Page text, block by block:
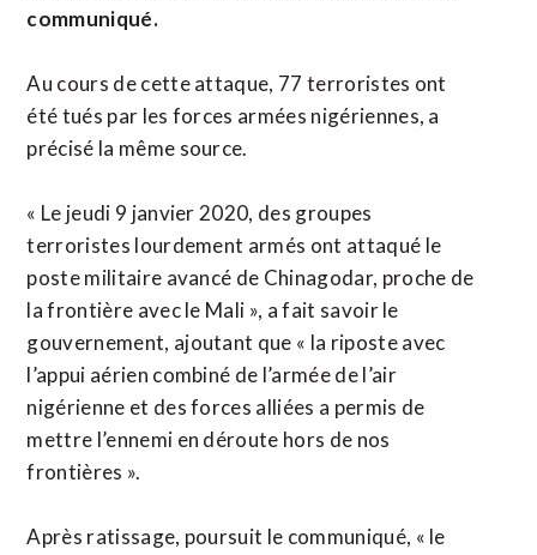
communiqué.
Au cours de cette attaque, 77 terroristes ont
été tués par les forces armées nigériennes, a
précisé la même source.
« Le jeudi 9 janvier 2020, des groupes
terroristes lourdement armés ont attaqué le
poste militaire avancé de Chinagodar, proche de
la frontière avec le Mali », a fait savoir le
gouvernement, ajoutant que « la riposte avec
l’appui aérien combiné de l’armée de l’air
nigérienne et des forces alliées a permis de
mettre l’ennemi en déroute hors de nos
frontières ».
Après ratissage, poursuit le communiqué, « le